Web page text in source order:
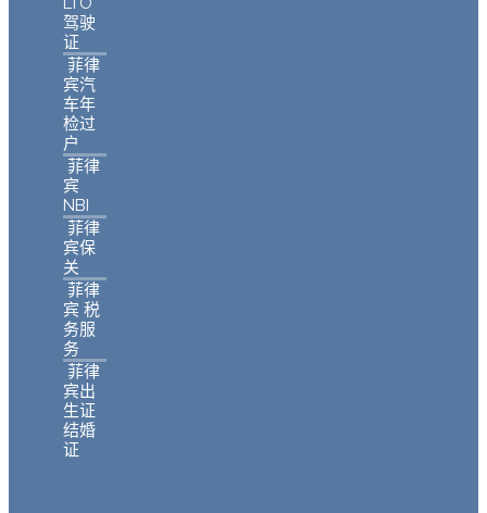
驾驶
证
菲律
宾汽
车年
检过
户
菲律
宾
NBI
菲律
宾保
关
菲律
宾 税
务服
务
菲律
宾出
生证
结婚
证